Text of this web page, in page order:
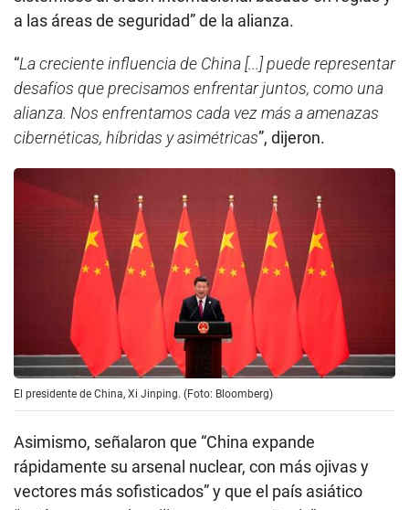
a las áreas de seguridad” de la alianza.
“La creciente influencia de China [...] puede representar
desafíos que precisamos enfrentar juntos, como una
alianza. Nos enfrentamos cada vez más a amenazas
cibernéticas, híbridas y asimétricas”, dijeron.
El presidente de China, Xi Jinping. (Foto: Bloomberg)
Asimismo, señalaron que “China expande
rápidamente su arsenal nuclear, con más ojivas y
vectores más sofisticados” y que el país asiático